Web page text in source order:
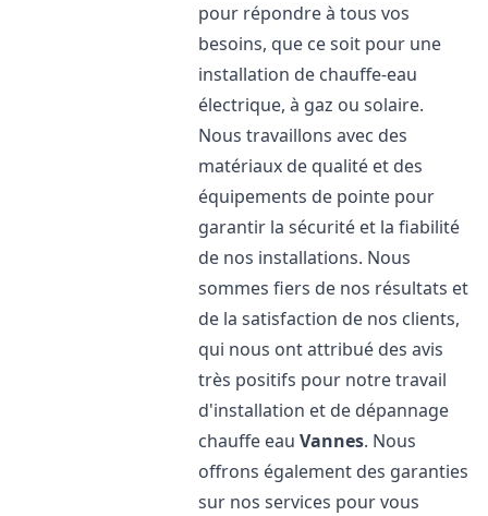
pour répondre à tous vos
besoins, que ce soit pour une
installation de chauffe-eau
électrique, à gaz ou solaire.
Nous travaillons avec des
matériaux de qualité et des
équipements de pointe pour
garantir la sécurité et la fiabilité
de nos installations. Nous
sommes fiers de nos résultats et
de la satisfaction de nos clients,
qui nous ont attribué des avis
très positifs pour notre travail
d'installation et de dépannage
chauffe eauVannes. Nous
offrons également des garanties
sur nos services pour vous